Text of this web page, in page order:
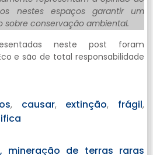
nestes espaços garantir um
sobre conservação ambiental.
neste post foram
e são de total responsabilidade
, causar, extinção, frágil,
mineração de terras raras